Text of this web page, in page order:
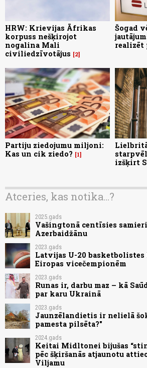
HRW: Krievijas Āfrikas
korpuss nešķirojot
nogalina Mali
civiliedzīvotājus
2
Šogad
realizēt
Partiju ziedojumu miljoni:
Kas un cik ziedo?
1
izšķirt
Atceries, kas notika...?
2025.gads
Vašingtonā centīsies
Azerbaidžānu
2023.gads
Latvijas U-20 basketbolistes
Eiropas vicečempionēm
2023.gads
Runas ir, darbu maz – kā
par karu Ukrainā
2023.gads
Jaunzēlandietis ir nelielā
pamesta pilsēta?"
2024.gads
Keitai Midltonei bijušas
pēc šķiršanās atjaunotu
Viljamu